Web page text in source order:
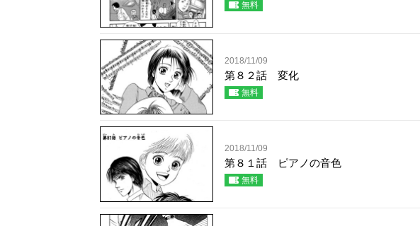
無料
2018/11/09
第８２話 変化
無料
2018/11/09
第８１話 ピアノの音色
無料